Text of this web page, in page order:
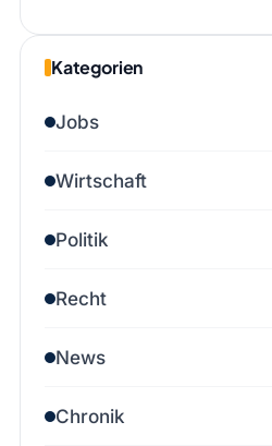
Kategorien
Jobs
Wirtschaft
Politik
Recht
News
Chronik